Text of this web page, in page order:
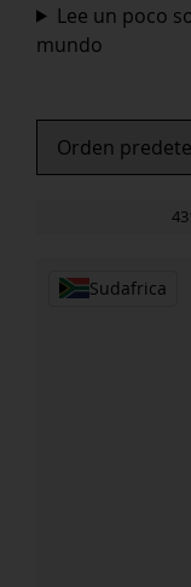
Lee un poco
mundo
Sudafrica